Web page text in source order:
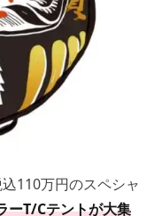
110万円のスペシャ
ーT/Cテントが大集